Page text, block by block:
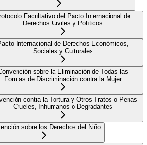
Facultativo del Pacto Internacional de
Derechos Civiles y Políticos
Internacional de Derechos Económicos,
Sociales y Culturales
sobre la Eliminación de Todas las
Formas de Discriminación contra la Mujer
contra la Tortura y Otros Tratos o Penas
Crueles, Inhumanos o Degradantes
sobre los Derechos del Niño